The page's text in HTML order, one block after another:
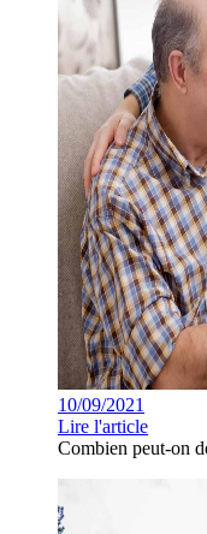
10/09/2021
Lire l'article
Combien peut-on